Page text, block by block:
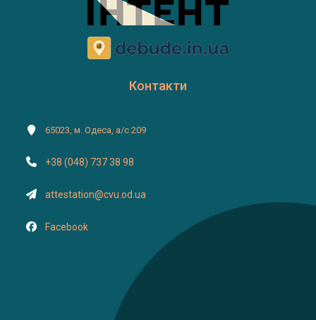
Контакти
65023, м. Одеса, а/с 209
+38 (048) 737 38 98
attestation@cvu.od.ua
Facebook